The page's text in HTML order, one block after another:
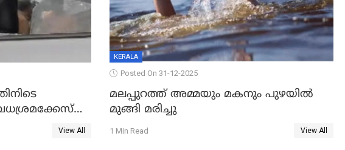
വധശ്രമക്കേസ്
View All
KERALA
Posted On 31-12-2025
മലപ്പുറത്ത് അമ്മയും മകനും പുഴയിൽ
മുങ്ങി മരിച്ചു
1 Min Read View All